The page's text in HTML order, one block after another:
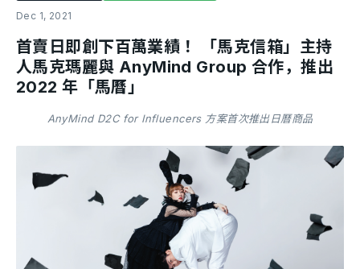
Dec 1, 2021
首賣日即創下百萬業績！ 「馬克信箱」主持
人馬克瑪麗與 AnyMind Group 合作，推出
2022 年「馬曆」
AnyMind D2C for Influencers 方案首次推出日曆商品